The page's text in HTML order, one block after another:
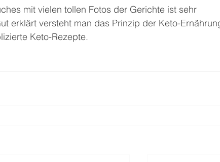
mit vielen tollen Fotos der Gerichte ist sehr
erklärt versteht man das Prinzip der Keto-
Keto-Rezepte.